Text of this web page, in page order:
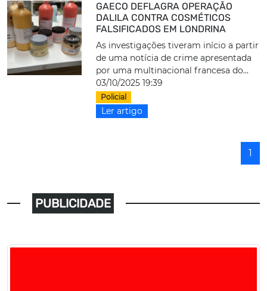
GAECO DEFLAGRA OPERAÇÃO
DALILA CONTRA COSMÉTICOS
FALSIFICADOS EM LONDRINA
As investigações tiveram início a partir
de uma notícia de crime apresentada
por uma multinacional francesa do...
03/10/2025 19:39
Policial
Ler artigo
1
PUBLICIDADE